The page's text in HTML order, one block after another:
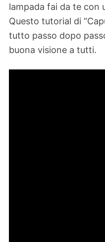
lampada fai da te con
Questo tutorial di
tutto passo dopo
buona visione a tutti.